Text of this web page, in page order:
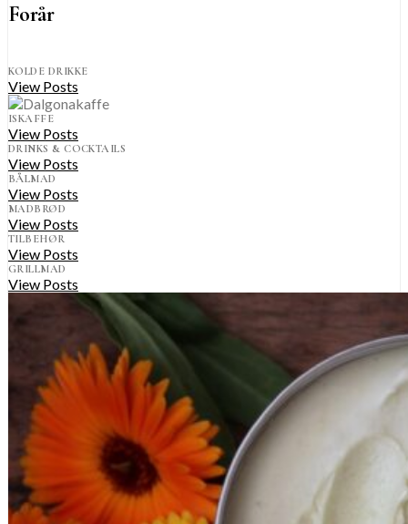
Forår
KOLDE DRIKKE
View Posts
ISKAFFE
View Posts
DRINKS & COCKTAILS
View Posts
BÅLMAD
View Posts
MADBRØD
View Posts
TILBEHØR
View Posts
GRILLMAD
View Posts